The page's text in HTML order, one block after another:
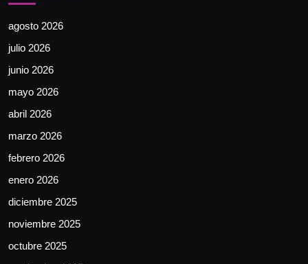
agosto 2026
julio 2026
junio 2026
mayo 2026
abril 2026
marzo 2026
febrero 2026
enero 2026
diciembre 2025
noviembre 2025
octubre 2025